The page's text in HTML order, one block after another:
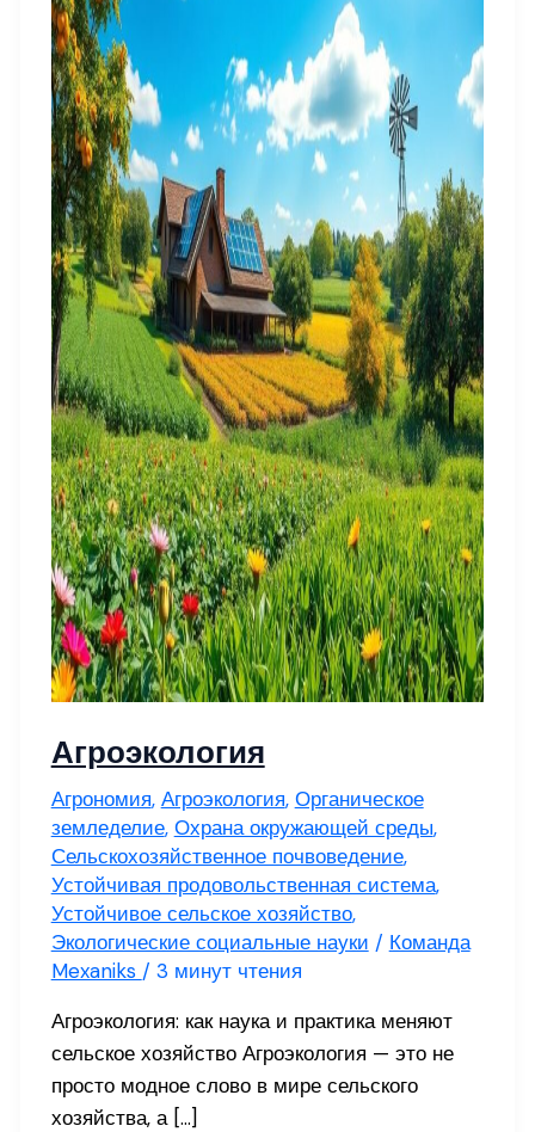
Агроэкология
Агрономия, Агроэкология, Органическое
земледелие, Охрана окружающей среды,
Сельскохозяйственное почвоведение,
Устойчивая продовольственная система,
Устойчивое сельское хозяйство,
Экологические социальные науки / Команда
Mexaniks / 3 минут чтения
Агроэкология: как наука и практика меняют
сельское хозяйство Агроэкология — это не
просто модное слово в мире сельского
хозяйства, а […]